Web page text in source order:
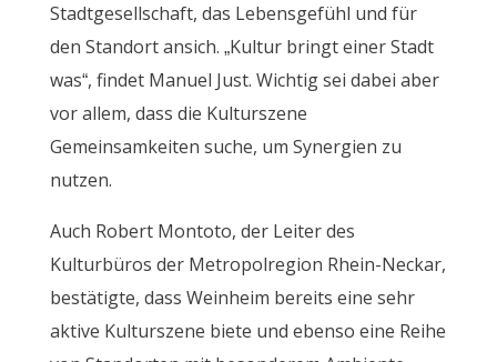
Stadtgesellschaft, das Lebensgefühl und für
den Standort ansich. „Kultur bringt einer Stadt
was“, findet Manuel Just. Wichtig sei dabei aber
vor allem, dass die Kulturszene
Gemeinsamkeiten suche, um Synergien zu
nutzen.
Auch Robert Montoto, der Leiter des
Kulturbüros der Metropolregion Rhein-Neckar,
bestätigte, dass Weinheim bereits eine sehr
aktive Kulturszene biete und ebenso eine Reihe